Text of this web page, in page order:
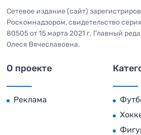
Сетевое издание (сайт)
Роскомнадзором, свидетельство
80505 от 15 марта 2021 г. Главный
Олеся Вячеславовна.
О проекте
Реклама